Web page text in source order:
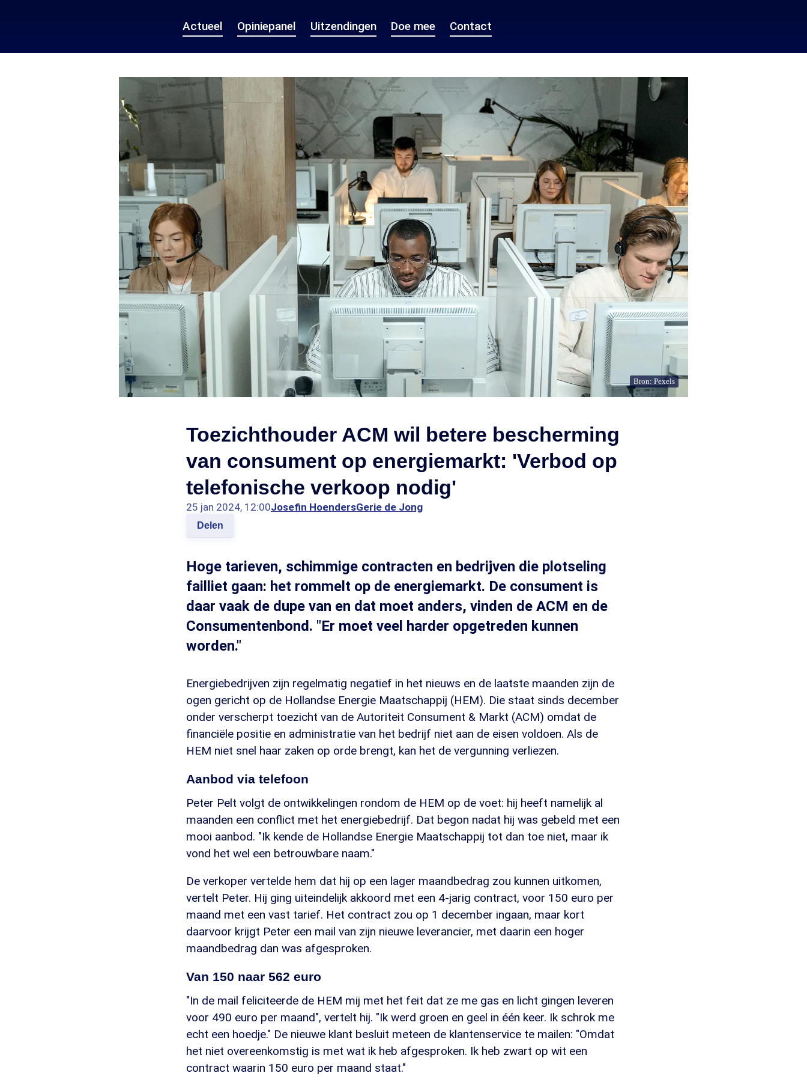
Actueel Opiniepanel Uitzendingen Doe mee Contact
Bron: Pexels
Toezichthouder ACM wil betere bescherming
van consument op energiemarkt: 'Verbod op
telefonische verkoop nodig'
25 jan 2024, 12:00Josefin HoendersGerie de Jong
Delen
Hoge tarieven, schimmige contracten en bedrijven die plotseling
failliet gaan: het rommelt op de energiemarkt. De consument is
daar vaak de dupe van en dat moet anders, vinden de ACM en de
Consumentenbond. "Er moet veel harder opgetreden kunnen
worden."
Energiebedrijven zijn regelmatig negatief in het nieuws en de laatste maanden zijn de
ogen gericht op de Hollandse Energie Maatschappij (HEM). Die staat sinds december
onder verscherpt toezicht van de Autoriteit Consument & Markt (ACM) omdat de
financiële positie en administratie van het bedrijf niet aan de eisen voldoen. Als de
HEM niet snel haar zaken op orde brengt, kan het de vergunning verliezen.
Aanbod via telefoon
Peter Pelt volgt de ontwikkelingen rondom de HEM op de voet: hij heeft namelijk al
maanden een conflict met het energiebedrijf. Dat begon nadat hij was gebeld met een
mooi aanbod. "Ik kende de Hollandse Energie Maatschappij tot dan toe niet, maar ik
vond het wel een betrouwbare naam."
De verkoper vertelde hem dat hij op een lager maandbedrag zou kunnen uitkomen,
vertelt Peter. Hij ging uiteindelijk akkoord met een 4-jarig contract, voor 150 euro per
maand met een vast tarief. Het contract zou op 1 december ingaan, maar kort
daarvoor krijgt Peter een mail van zijn nieuwe leverancier, met daarin een hoger
maandbedrag dan was afgesproken.
Van 150 naar 562 euro
"In de mail feliciteerde de HEM mij met het feit dat ze me gas en licht gingen leveren
voor 490 euro per maand", vertelt hij. "Ik werd groen en geel in één keer. Ik schrok me
echt een hoedje." De nieuwe klant besluit meteen de klantenservice te mailen: "Omdat
het niet overeenkomstig is met wat ik heb afgesproken. Ik heb zwart op wit een
contract waarin 150 euro per maand staat."